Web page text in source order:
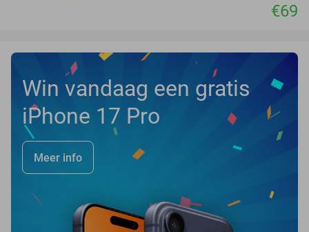
€69
Win vandaag een gratis
iPhone 17 Pro
Meer info